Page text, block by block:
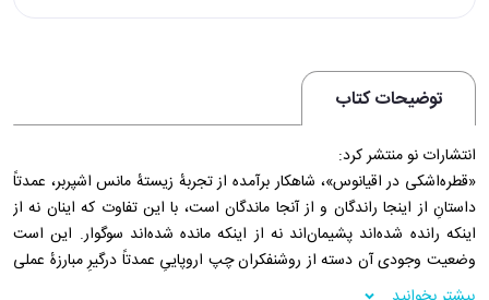
توضیحات کتاب
انتشارات نو منتشر کرد:
«قطره‌اشکی در اقیانوس»، شاهکار برآمده از تجربهٔ زیستهٔ مانس اشپربر، عمدتاً
داستانِ از اینجا راندگان و از آنجا ماندگان است، با این تفاوت که اینان نه از
اینکه رانده شده‌اند پشیمان‌اند نه از اینکه مانده شده‌اند سوگوار. این است
وضعیت وجودی آن دسته از روشنفکران چپ اروپاییِ عمدتاً درگیرِ مبارزهٔ عملی
که سودای حقیقت‌جویی را فدای استالینیسمِ مسلط نکرده‌اند؛ روشنفکرانی که